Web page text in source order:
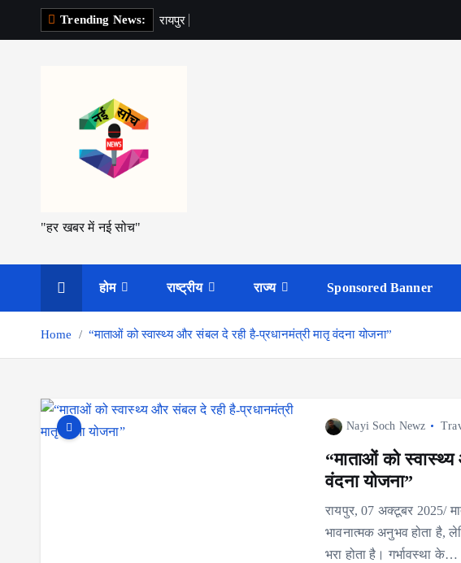
Trending News: रयपर
"हर खबर में नई सोच"
होम राष्ट्रीय राज्य Sponsored Banner
Home “माताओं को स्वास्थ्य और संबल दे रही है-प्रधानमंत्री मातृ वंदना योजना”
Nayi Soch Newz
“माताओं को
वंदना योजना”
रायपुर, 07 अक्टूबर 2025/
भावनात्मक अनुभव होता है,
भरा होता है। गर्भावस्था के…